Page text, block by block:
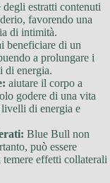
estratti contenuti
favorendo una
di intimità.
beneficiare di un
a prolungare i
di energia.
aiutare il corpo a
godere di una vita
di energia e
Blue Bull non
può essere
effetti collaterali